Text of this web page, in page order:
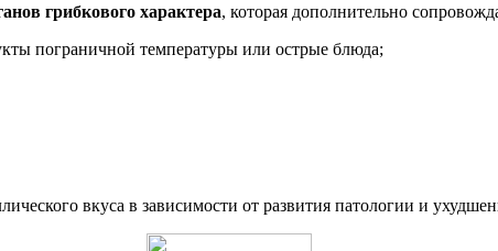
грибкового характера, которая дополнительно
пограничной температуры или острые блюда;
вкуса в зависимости от развития патологии и